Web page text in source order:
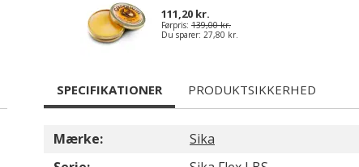
111,20 kr.
Førpris: 139,00 kr.
Du sparer: 27,80 kr.
SPECIFIKATIONER PRODUKTSIKKERHED
Mærke:
Sika